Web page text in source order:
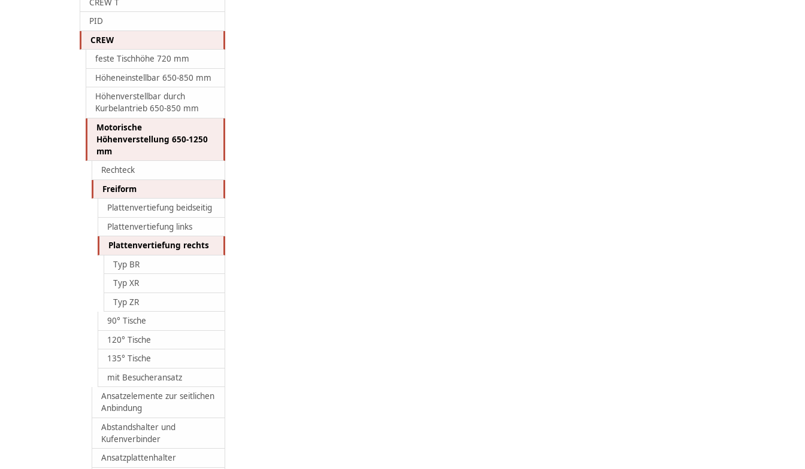
CREW T
PID
CREW
feste Tischhöhe 720 mm
Höheneinstellbar 650-850 mm
Höhenverstellbar durch
Kurbelantrieb 650-850 mm
Motorische
Höhenverstellung 650-1250
mm
Rechteck
Freiform
Plattenvertiefung beidseitig
Plattenvertiefung links
Plattenvertiefung rechts
Typ BR
Typ XR
Typ ZR
90° Tische
120° Tische
135° Tische
mit Besucheransatz
Ansatzelemente zur seitlichen
Anbindung
Abstandshalter und
Kufenverbinder
Ansatzplattenhalter